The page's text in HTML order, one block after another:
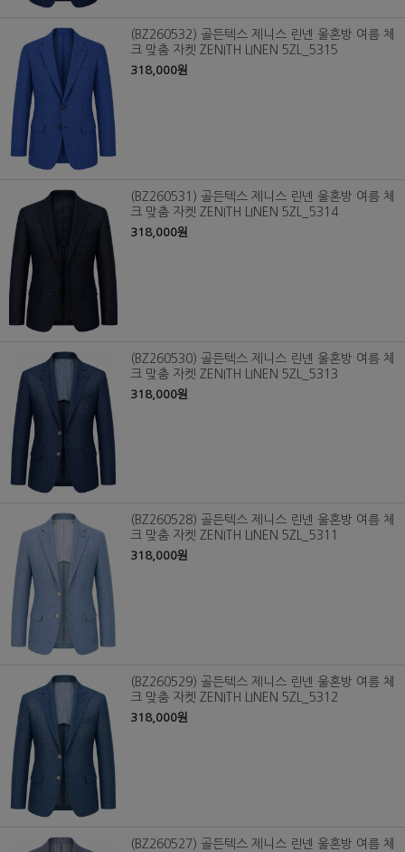
(BZ260532) 골든텍스 제니스 린넨 울혼방 여름 체
크 맞춤 자켓 ZENITH LINEN 5ZL_5315
318,000원
(BZ260531) 골든텍스 제니스 린넨 울혼방 여름 체
크 맞춤 자켓 ZENITH LINEN 5ZL_5314
318,000원
(BZ260530) 골든텍스 제니스 린넨 울혼방 여름 체
크 맞춤 자켓 ZENITH LINEN 5ZL_5313
318,000원
(BZ260528) 골든텍스 제니스 린넨 울혼방 여름 체
크 맞춤 자켓 ZENITH LINEN 5ZL_5311
318,000원
(BZ260529) 골든텍스 제니스 린넨 울혼방 여름 체
크 맞춤 자켓 ZENITH LINEN 5ZL_5312
318,000원
(BZ260527) 골든텍스 제니스 린넨 울혼방 여름 체